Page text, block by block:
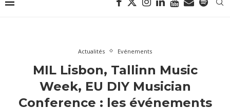
Actualités Evénements
MIL Lisbon, Tallinn Music
Week, EU DIY Musician
Conference : les événements